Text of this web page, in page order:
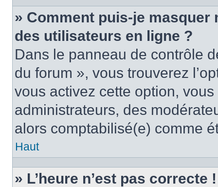
» Comment puis-je masquer
des utilisateurs en ligne ?
Dans le panneau de contrôle
du forum », vous trouverez
vous activez cette option,
administrateurs, des
alors comptabilisé(e) comme
Haut
» L’heure n’est pas correcte !